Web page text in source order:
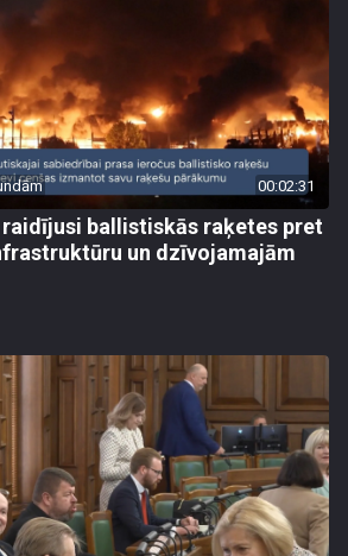
00:02:31
ballistiskās raķetes pret
un dzīvojamajām